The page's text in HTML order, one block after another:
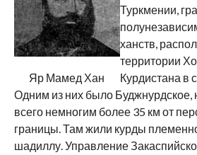
Яр Мамед Хан
Туркмении,
ханств,
территории
Курдистана в
Одним из них было Буджнурдское,
всего немногим более 35 км от
границы. Там жили курды
шадиллу. Управление